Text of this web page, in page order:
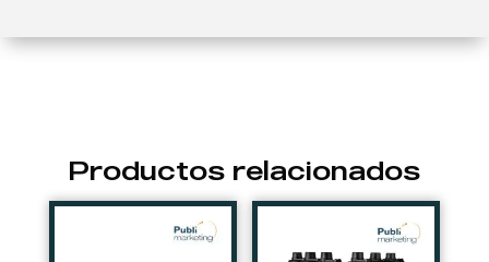
Productos relacionados